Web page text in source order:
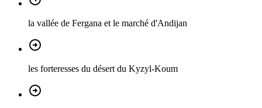
la vallée de Fergana et le marché d'Andijan
les forteresses du désert du Kyzyl-Koum